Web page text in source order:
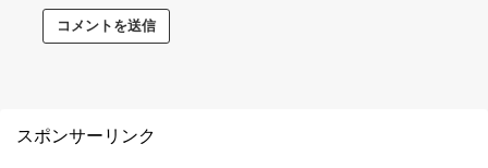
スポンサーリンク